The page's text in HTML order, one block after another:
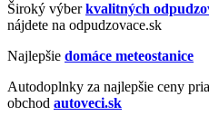
Široký výberkvalitných
nájdete na odpudzovace.sk
Najlepšie domáce meteostanice
Autodoplnky za najlepšie ceny
obchod autoveci.sk